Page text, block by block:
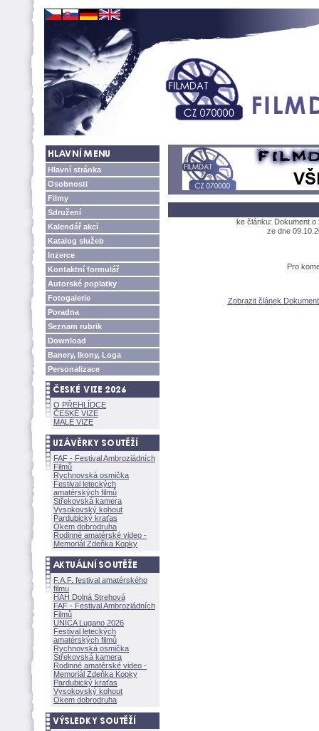
Hlavní stránka
Osobnosti
Filmy
Sdružení
Kalendář akcí
Katalog služeb
Inzerce
Kontaktní formulář
Autorské poplatky
Fotogalerie
Poradna
Seznam rubrik
Download
Banery, Ikony, Loga
Personalizace
O PŘEHLÍDCE
ČESKÉ VIZE
MALÉ VIZE
FAF - Festival Ambroziádních
Filmů
Rychnovská osmička
Festival leteckých
amatérských filmů
Střekovská kamera
Vysokovský kohout
Pardubický kraťas
Okem dobrodruha
Rodinné amatérské video -
Memoriál Zdeňka Kopky
F.A.F. festival amatérského
filmu
HAH Dolná Strehov
FAF - Festival Ambroziádních
Filmů
UNICA Lugano 2026
Festival leteckých
amatérských filmů
Rychnovská osmička
Střekovská kamera
Rodinné amatérské video -
Memoriál Zdeňka Kopky
Pardubický kraťas
Vysokovský kohout
Okem dobrodruha
ke článku: Dokument
ze dne
Pro
Zobrazit článek